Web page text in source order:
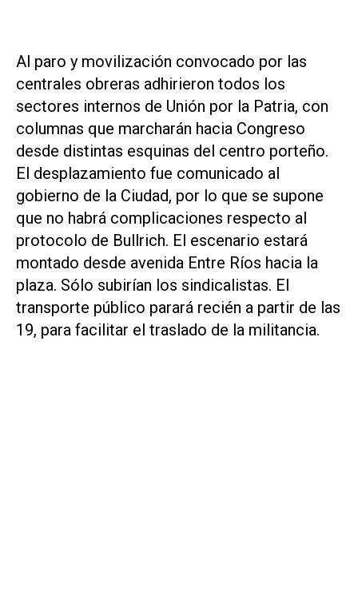
Al paro y movilización convocado por las
centrales obreras adhirieron todos los
sectores internos de Unión por la Patria, con
columnas que marcharán hacia Congreso
desde distintas esquinas del centro porteño.
El desplazamiento fue comunicado al
gobierno de la Ciudad, por lo que se supone
que no habrá complicaciones respecto al
protocolo de Bullrich. El escenario estará
montado desde avenida Entre Ríos hacia la
plaza. Sólo subirían los sindicalistas. El
transporte público parará recién a partir de las
19, para facilitar el traslado de la militancia.